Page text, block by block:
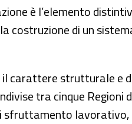
è l’elemento
costruzione di un
carattere strutturale e
tra cinque Regioni
sfruttamento